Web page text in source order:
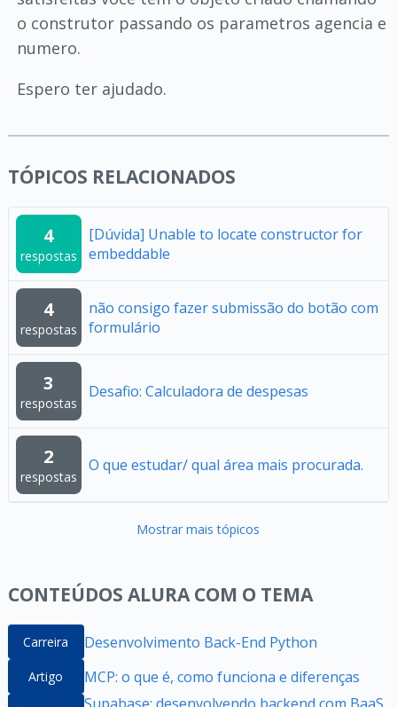
o construtor passando os parametros agencia e
numero.
Espero ter ajudado.
TÓPICOS RELACIONADOS
4
respostas
[Dúvida] Unable to locate constructor for
embeddable
4
respostas
não consigo fazer submissão do botão com
formulário
3
respostas
Desafio: Calculadora de despesas
2
respostas
O que estudar/ qual área mais procurada.
Mostrar mais tópicos
CONTEÚDOS ALURA COM O TEMA
Carreira Desenvolvimento Back-End Python
Artigo MCP: o que é, como funciona e diferenças